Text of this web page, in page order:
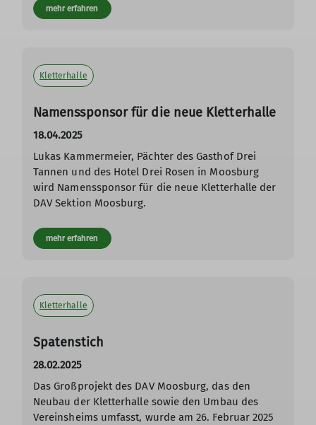
mehr erfahren
Kletterhalle
Namenssponsor für die neue Kletterhalle
18.04.2025
Lukas Kammermeier, Pächter des Gasthof Drei
Tannen und des Hotel Drei Rosen in Moosburg
wird Namenssponsor für die neue Kletterhalle der
DAV Sektion Moosburg.
mehr erfahren
Kletterhalle
Spatenstich
28.02.2025
Das Großprojekt des DAV Moosburg, das den
Neubau der Kletterhalle sowie den Umbau des
Vereinsheims umfasst, wurde am 26. Februar 2025